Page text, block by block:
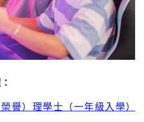
譽）理學士（一年級入學）